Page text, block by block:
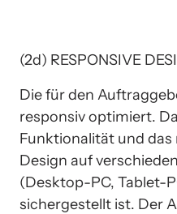
(2d) RESPONSIVE
Die für den
responsiv optimiert.
Funktionalität und
Design auf
(Desktop-PC, Tablet-
sichergestellt ist. Der